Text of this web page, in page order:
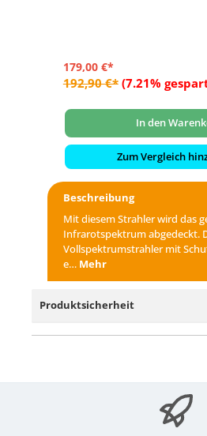
179,00 €*
192,90 €* (7.21%
In den
Zum Vergleich
Beschreibung
Mit diesem Strahler wird das
Infrarotspektrum abgedeckt.
Vollspektrumstrahler mit
e… Mehr
Produktsicherheit